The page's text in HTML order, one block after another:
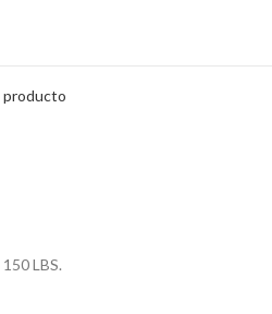
150 LBS.